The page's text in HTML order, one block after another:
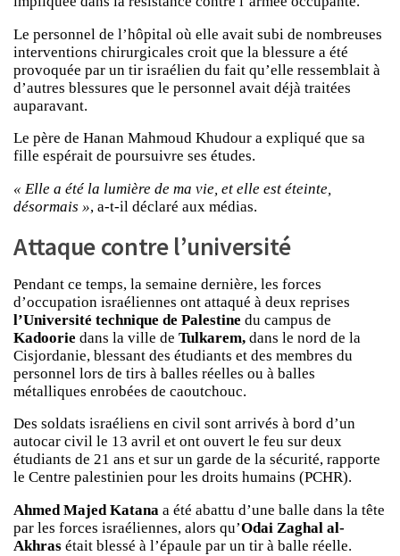
Le personnel de l’hôpital où elle avait subi de nombreuses
interventions chirurgicales croit que la blessure a été
provoquée par un tir israélien du fait qu’elle ressemblait à
d’autres blessures que le personnel avait déjà traitées
auparavant.
Le père de Hanan Mahmoud Khudour a expliqué que sa
fille espérait de poursuivre ses études.
« Elle a été la lumière de ma vie, et elle est éteinte,
désormais », a-t-il déclaré aux médias.
Attaque contre l’université
Pendant ce temps, la semaine dernière, les forces
d’occupation israéliennes ont attaqué à deux reprises
l’Université technique de Palestine du campus de
Kadoorie dans la ville de Tulkarem, dans le nord de la
Cisjordanie, blessant des étudiants et des membres du
personnel lors de tirs à balles réelles ou à balles
métalliques enrobées de caoutchouc.
Des soldats israéliens en civil sont arrivés à bord d’un
autocar civil le 13 avril et ont ouvert le feu sur deux
étudiants de 21 ans et sur un garde de la sécurité, rapporte
le Centre palestinien pour les droits humains (PCHR).
Ahmed Majed Katana a été abattu d’une balle dans la tête
par les forces israéliennes, alors qu’Odai Zaghal al-
Akhras était blessé à l’épaule par un tir à balle réelle.